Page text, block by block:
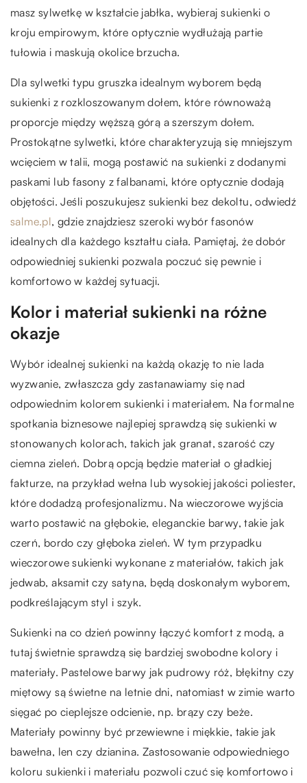
masz sylwetkę w kształcie jabłka, wybieraj sukienki o
kroju empirowym, które optycznie wydłużają partie
tułowia i maskują okolice brzucha.
Dla sylwetki typu gruszka idealnym wyborem będą
sukienki z rozkloszowanym dołem, które równoważą
proporcje między węższą górą a szerszym dołem.
Prostokątne sylwetki, które charakteryzują się mniejszym
wcięciem w talii, mogą postawić na sukienki z dodanymi
paskami lub fasony z falbanami, które optycznie dodają
objętości. Jeśli poszukujesz sukienki bez dekoltu, odwiedź
salme.pl, gdzie znajdziesz szeroki wybór fasonów
idealnych dla każdego kształtu ciała. Pamiętaj, że dobór
odpowiedniej sukienki pozwala poczuć się pewnie i
komfortowo w każdej sytuacji.
Kolor i materiał sukienki na różne
okazje
Wybór idealnej sukienki na każdą okazję to nie lada
wyzwanie, zwłaszcza gdy zastanawiamy się nad
odpowiednim kolorem sukienki i materiałem. Na formalne
spotkania biznesowe najlepiej sprawdzą się sukienki w
stonowanych kolorach, takich jak granat, szarość czy
ciemna zieleń. Dobrą opcją będzie materiał o gładkiej
fakturze, na przykład wełna lub wysokiej jakości poliester,
które dodadzą profesjonalizmu. Na wieczorowe wyjścia
warto postawić na głębokie, eleganckie barwy, takie jak
czerń, bordo czy głęboka zieleń. W tym przypadku
wieczorowe sukienki wykonane z materiałów, takich jak
jedwab, aksamit czy satyna, będą doskonałym wyborem,
podkreślającym styl i szyk.
Sukienki na co dzień powinny łączyć komfort z modą, a
tutaj świetnie sprawdzą się bardziej swobodne kolory i
materiały. Pastelowe barwy jak pudrowy róż, błękitny czy
miętowy są świetne na letnie dni, natomiast w zimie warto
sięgać po cieplejsze odcienie, np. brązy czy beże.
Materiały powinny być przewiewne i miękkie, takie jak
bawełna, len czy dzianina. Zastosowanie odpowiedniego
koloru sukienki i materiału pozwoli czuć się komfortowo i